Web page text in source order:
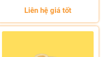
Liên hệ giá tốt